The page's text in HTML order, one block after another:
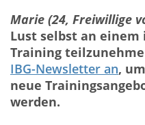
Marie (24, Freiwillige
Lust selbst an
Training
IBG-Newsletter an,
neue
werden.